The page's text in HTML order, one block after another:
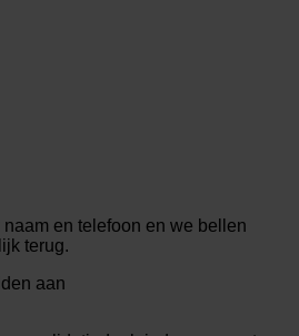
en telefoon en we bellen
terug.
aan